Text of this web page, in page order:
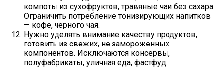
компоты из сухофруктов, травяные чаи без сахара.
Ограничить потребление тонизирующих напитков
— кофе, черного чая.
Нужно уделять внимание качеству продуктов,
готовить из свежих, не замороженных
компонентов. Исключаются консервы,
полуфабрикаты, уличная еда, фастфуд.